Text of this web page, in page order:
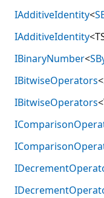
IAdditiveIdentity<
IAdditiveIdentity
IBinaryNumber<
IBitwiseOperators<
IBitwiseOperators